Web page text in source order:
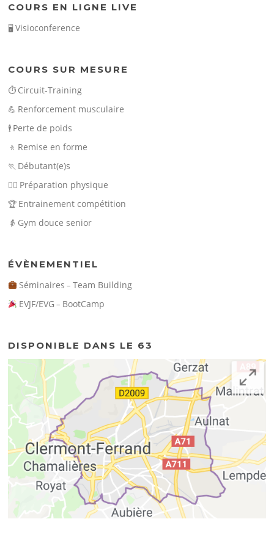
COURS EN LIGNE LIVE
🖥️Visioconference
COURS SUR MESURE
⏱️ Circuit-Training
💪 Renforcement musculaire
🕴️ Perte de poids
🚶 Remise en forme
🏃 Débutant(e)s
🏃‍♀️ Préparation physique
🏆 Entrainement compétition
👵 Gym douce senior
ÉVÈNEMENTIEL
Séminaires –Team Building
EVJF/EVG– BootCamp
DISPONIBLE DANS LE 63